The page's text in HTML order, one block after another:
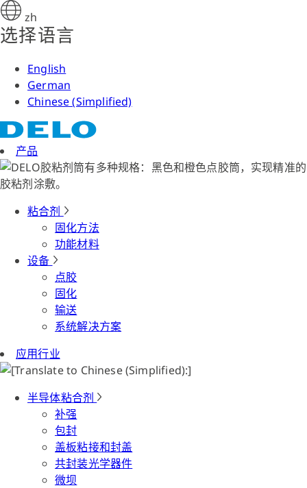
zh
选择语言
English
German
Chinese (Simplified)
产品
粘合剂
固化方法
功能材料
设备
点胶
固化
输送
系统解决方案
应用行业
半导体粘合剂
补强
包封
盖板粘接和封盖
共封装光学器件
微坝